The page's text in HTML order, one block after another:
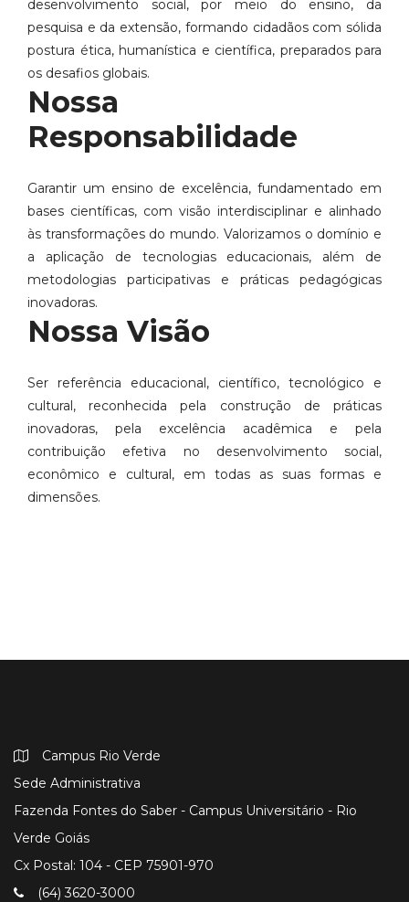
desenvolvimento social, por meio do ensino, da
pesquisa e da extensão, formando cidadãos com sólida
postura ética, humanística e científica, preparados para
os desafios globais.
Nossa
Responsabilidade
Garantir um ensino de excelência, fundamentado em
bases científicas, com visão interdisciplinar e alinhado
às transformações do mundo. Valorizamos o domínio e
a aplicação de tecnologias educacionais, além de
metodologias participativas e práticas pedagógicas
inovadoras.
Nossa Visão
Ser referência educacional, científico, tecnológico e
cultural, reconhecida pela construção de práticas
inovadoras, pela excelência acadêmica e pela
contribuição efetiva no desenvolvimento social,
econômico e cultural, em todas as suas formas e
dimensões.
Campus Rio Verde
Sede Administrativa
Fazenda Fontes do Saber - Campus Universitário - Rio
Verde Goiás
Cx Postal: 104 - CEP 75901-970
(64) 3620-3000